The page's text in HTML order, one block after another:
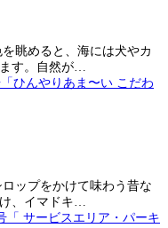
眺めると、海には犬やカ
す。自然が…
ップをかけて味わう昔な
、イマドキ…